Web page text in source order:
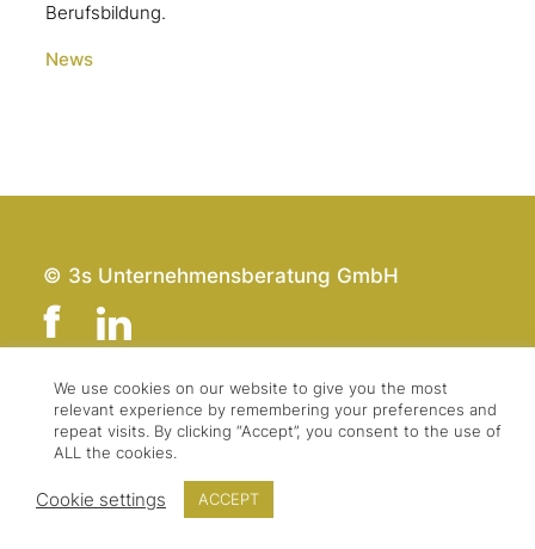
Berufsbildung.
News
© 3s Unternehmensberatung GmbH
Team
Kontakt
Impressum
We use cookies on our website to give you the most
relevant experience by remembering your preferences and
repeat visits. By clicking “Accept”, you consent to the use of
ALL the cookies.
Cookie settings ACCEPT